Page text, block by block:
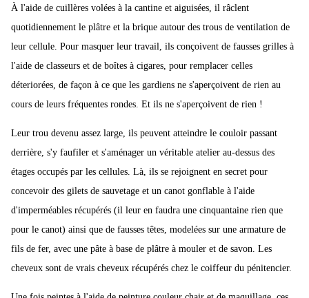
À l'aide de cuillères volées à la cantine et aiguisées, il râclent
quotidiennement le plâtre et la brique autour des trous de ventilation de
leur cellule. Pour masquer leur travail, ils conçoivent de fausses grilles à
l'aide de classeurs et de boîtes à cigares, pour remplacer celles
déteriorées, de façon à ce que les gardiens ne s'aperçoivent de rien au
cours de leurs fréquentes rondes. Et ils ne s'aperçoivent de rien !
Leur trou devenu assez large, ils peuvent atteindre le couloir passant
derrière, s'y faufiler et s'aménager un véritable atelier au-dessus des
étages occupés par les cellules. Là, ils se rejoignent en secret pour
concevoir des gilets de sauvetage et un canot gonflable à l'aide
d'imperméables récupérés (il leur en faudra une cinquantaine rien que
pour le canot) ainsi que de fausses têtes, modelées sur une armature de
fils de fer, avec une pâte à base de plâtre à mouler et de savon. Les
cheveux sont de vrais cheveux récupérés chez le coiffeur du pénitencier.